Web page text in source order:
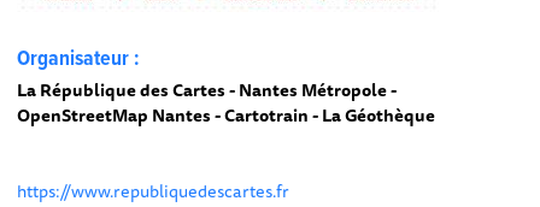
Organisateur :
La République des Cartes - Nantes Métropole -
OpenStreetMap Nantes - Cartotrain - La Géothèque
https://www.republiquedescartes.fr